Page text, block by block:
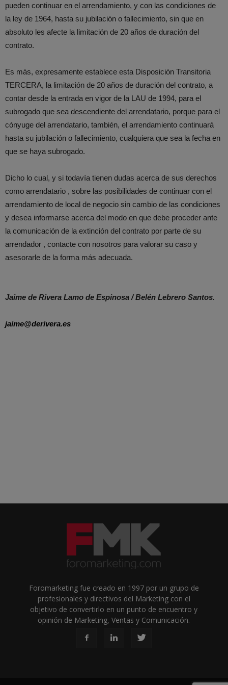
pueden continuar en el arrendamiento, y con las condiciones de
la ley de 1964, hasta su jubilación o fallecimiento, sin que en
absoluto les afecte la limitación de 20 años de duración del
contrato.
Es más, expresamente establece esta Disposición Transitoria
TERCERA, la limitación de 20 años de duración del contrato, a
contar desde la entrada en vigor de la LAU de 1994, para el
subrogado que sea descendiente del arrendatario, porque para el
cónyuge del arrendatario, también, el arrendamiento continuará
hasta su jubilación o fallecimiento, cualquiera que sea la fecha en
que se haya subrogado.
Dicho lo cual, y si todavía tienen dudas acerca de sus derechos
como arrendatario , sobre las posibilidades de continuar con el
arrendamiento de local de negocio sin cambio de las condiciones
y desea informarse acerca del modo en que debe proceder ante
la comunicación de la extinción del contrato por parte de su
arrendador , contacte con nosotros para valorar su caso y
asesorarle de la forma más adecuada.
Jaime de Rivera Lamo de Espinosa / Belén Lebrero Santos.
jaime@derivera.es
Foromarketing fue creado en 1997 por un grupo de
profesionales y directivos del Marketing con el
objetivo de convertirlo en un punto de encuentro y
opinión de Marketing, Ventas y Comunicación.